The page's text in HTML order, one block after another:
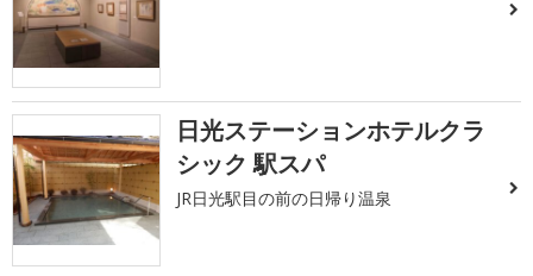
日光ステーションホテルクラ
シック 駅スパ
JR日光駅目の前の日帰り温泉